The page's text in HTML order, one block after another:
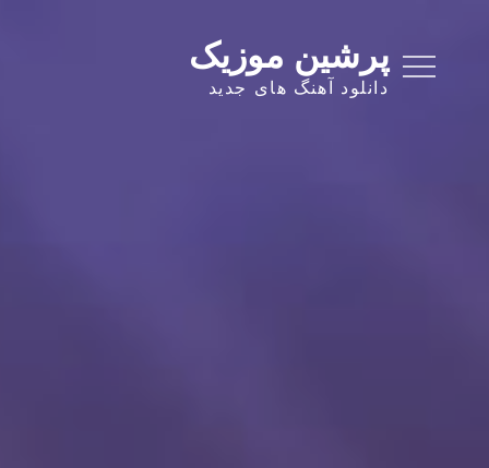
content
پرشین موزیک
دانلود آهنگ های جدید